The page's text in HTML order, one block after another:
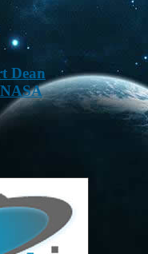
Dean